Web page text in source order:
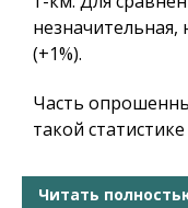
(+1%).
Часть
такой
Читать